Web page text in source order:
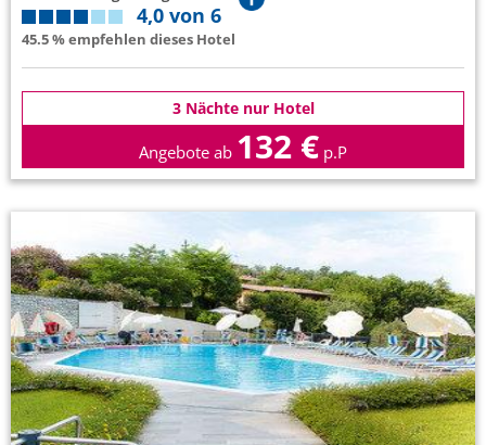
4,0 von 6
45.5 % empfehlen dieses Hotel
3 Nächte nur Hotel
Angebote ab 132 € p.P